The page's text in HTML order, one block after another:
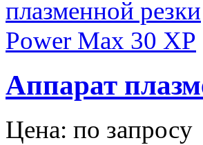
Аппарат
Цена: по запросу